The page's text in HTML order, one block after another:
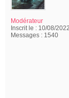
Modérateur
Inscrit le : 10/08/2022
Messages : 1540